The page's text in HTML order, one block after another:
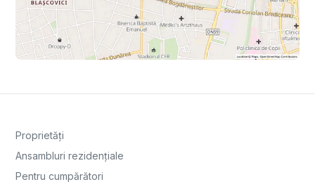
Proprietăți
Ansambluri rezidențiale
Pentru cumpărători